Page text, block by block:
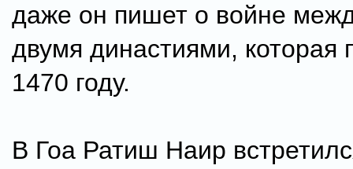
даже он пишет о войне
двумя династиями, которая
1470 году.
В Гоа Ратиш Наир